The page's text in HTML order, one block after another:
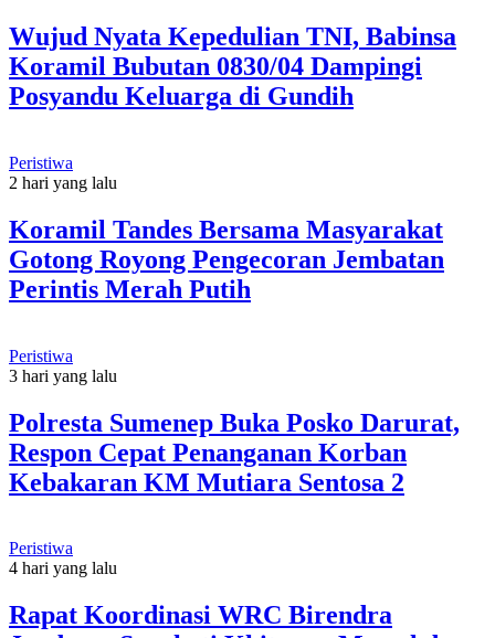
Wujud Nyata Kepedulian TNI, Babinsa
Koramil Bubutan 0830/04 Dampingi
Posyandu Keluarga di Gundih
Peristiwa
2 hari yang lalu
Koramil Tandes Bersama Masyarakat
Gotong Royong Pengecoran Jembatan
Perintis Merah Putih
Peristiwa
3 hari yang lalu
Polresta Sumenep Buka Posko Darurat,
Respon Cepat Penanganan Korban
Kebakaran KM Mutiara Sentosa 2
Peristiwa
4 hari yang lalu
Rapat Koordinasi WRC Birendra